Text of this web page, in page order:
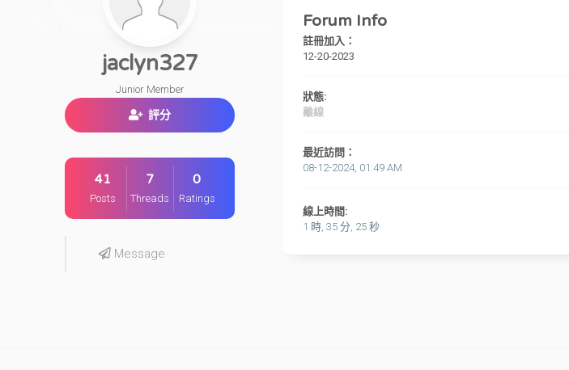
jaclyn327
Junior Member
評分
41
Posts
7
Threads
0
Ratings
Message
Forum Info
註冊加入：
12-20-2023
狀態:
離線
最近訪問：
08-12-2024, 01:49 AM
線上時間:
1 時, 35 分, 25 秒